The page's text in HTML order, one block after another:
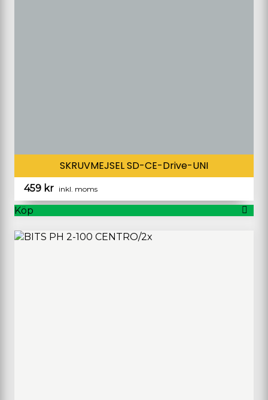
SKRUVMEJSEL SD-CE-Drive-UNI
459 kr inkl. moms
Köp